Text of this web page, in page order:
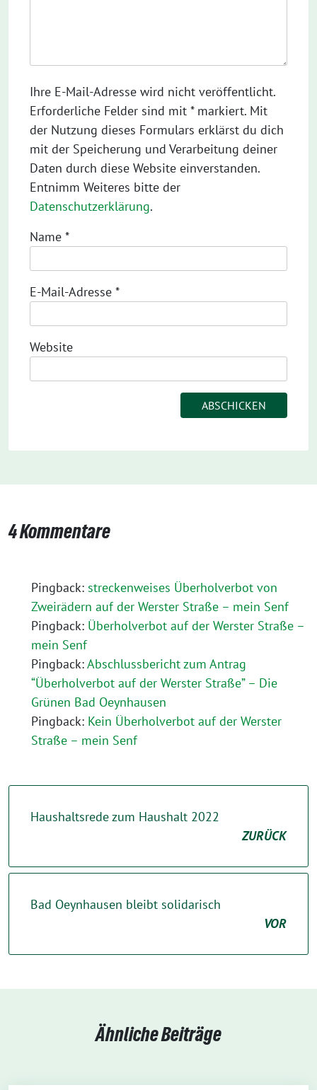
Ihre E-Mail-Adresse wird nicht veröffentlicht.
Erforderliche Felder sind mit * markiert. Mit
der Nutzung dieses Formulars erklärst du dich
mit der Speicherung und Verarbeitung deiner
Daten durch diese Website einverstanden.
Entnimm Weiteres bitte der
Datenschutzerklärung.
Name *
E-Mail-Adresse *
Website
4 Kommentare
Pingback: streckenweises Überholverbot von
Zweirädern auf der Werster Straße – mein Senf
Pingback: Überholverbot auf der Werster Straße –
mein Senf
Pingback:Abschlussbericht zum Antrag
“Überholverbot auf der Werster Straße” – Die
Grünen Bad Oeynhausen
Pingback: Kein Überholverbot auf der Werster
Straße – mein Senf
Haushaltsrede zum Haushalt 2022
ZURÜCK
Bad Oeynhausen bleibt solidarisch
VOR
Ähnliche Beiträge